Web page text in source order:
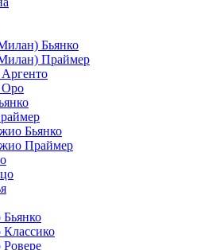
Бьянко
Праймер
Бьянко
Праймер
Бьянко
Классико
Ровере